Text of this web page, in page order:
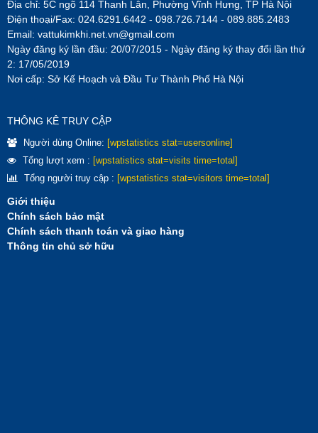
Địa chỉ: 5C ngõ 114 Thanh Lân, Phường Vĩnh Hưng, TP Hà Nội
Điện thoại/Fax: 024.6291.6442 - 098.726.7144 - 089.885.2483
Email: vattukimkhi.net.vn@gmail.com
Ngày đăng ký lần đầu: 20/07/2015 - Ngày đăng ký thay đổi lần thứ
2: 17/05/2019
Nơi cấp: Sở Kế Hoạch và Đầu Tư Thành Phố Hà Nội
THÔNG KÊ TRUY CẬP
Người dùng Online: [wpstatistics stat=usersonline]
Tổng lượt xem : [wpstatistics stat=visits time=total]
Tổng người truy cập : [wpstatistics stat=visitors time=total]
Giới thiệu
Chính sách bảo mật
Chính sách thanh toán và giao hàng
Thông tin chủ sở hữu